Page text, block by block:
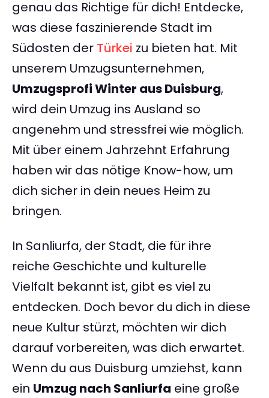
genau das Richtige für dich! Entdecke,
was diese faszinierende Stadt im
Südosten der Türkei zu bieten hat. Mit
unserem Umzugsunternehmen,
Umzugsprofi Winter aus Duisburg,
wird dein Umzug ins Ausland so
angenehm und stressfrei wie möglich.
Mit über einem Jahrzehnt Erfahrung
haben wir das nötige Know-how, um
dich sicher in dein neues Heim zu
bringen.
In Sanliurfa, der Stadt, die für ihre
reiche Geschichte und kulturelle
Vielfalt bekannt ist, gibt es viel zu
entdecken. Doch bevor du dich in diese
neue Kultur stürzt, möchten wir dich
darauf vorbereiten, was dich erwartet.
Wenn du aus Duisburg umziehst, kann
ein Umzug nach Sanliurfa eine große